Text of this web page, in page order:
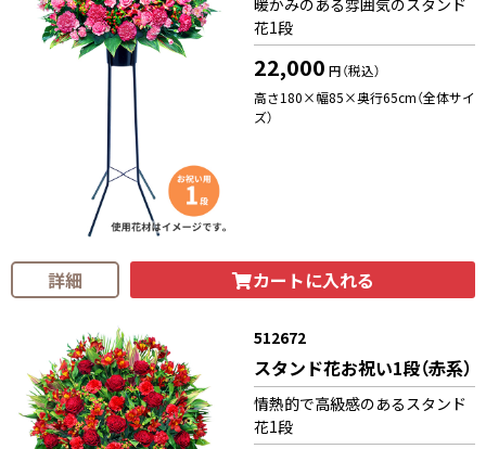
暖かみのある雰囲気のスタンド
花1段
22,000 円（税込）
高さ180×幅85×奥行65cm（全体サイ
ズ）
詳細 カートに入れる
512672
スタンド花お祝い1段（赤系）
情熱的で高級感のあるスタンド
花1段